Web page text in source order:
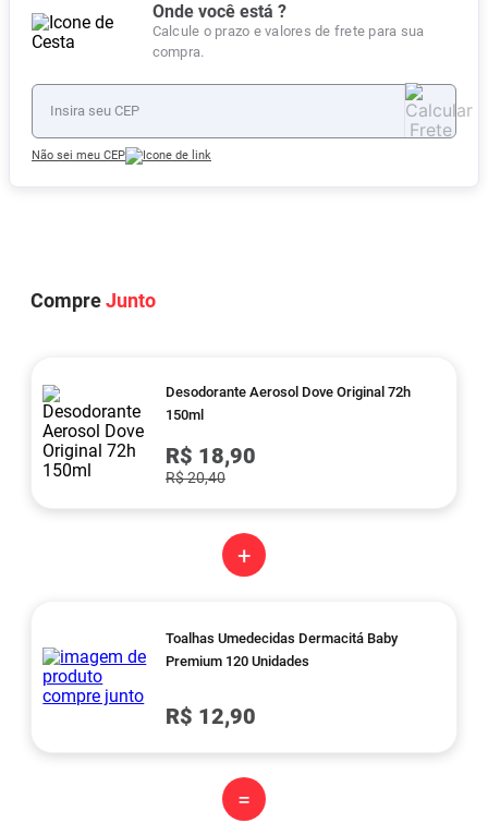
Onde você está ?
Calcule o prazo e valores de frete para sua
compra.
Não sei meu CEP
CompreJunto
Desodorante Aerosol Dove Original 72h
150ml
R$ 18,90
R$ 20,40
+
Toalhas Umedecidas Dermacitá Baby
Premium 120 Unidades
R$ 12,90
=